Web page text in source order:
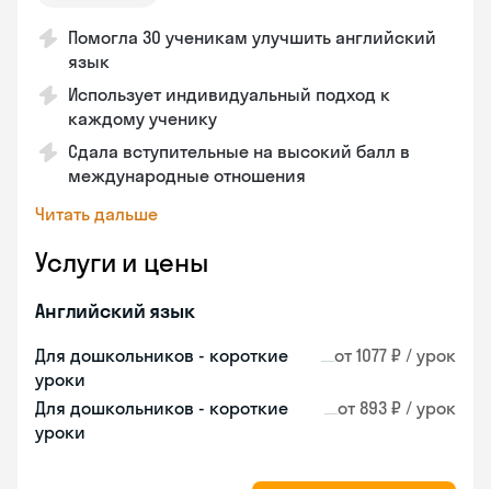
Помогла 30 ученикам улучшить английский
язык
Использует индивидуальный подход к
каждому ученику
Сдала вступительные на высокий балл в
международные отношения
Читать дальше
Услуги и цены
Английский язык
Для дошкольников - короткие
уроки
от 1077 ₽ / урок
Для дошкольников - короткие
уроки
от 893 ₽ / урок